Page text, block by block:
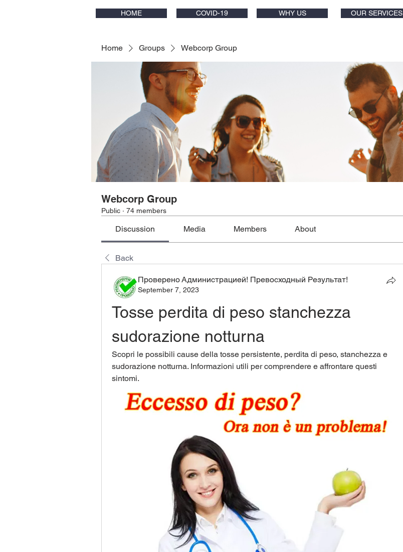
HOME COVID-19 WHY US OUR SERVICES
Home Groups Webcorp Group
Webcorp Group
Public · 74 members
Discussion Media Members About
Back
Проверено Администрацией! Превосходный Результат!
September 7, 2023
Tosse perdita di peso stanchezza
sudorazione notturna
Scopri le possibili cause della tosse persistente, perdita di peso, stanchezza e
sudorazione notturna. Informazioni utili per comprendere e affrontare questi
sintomi.